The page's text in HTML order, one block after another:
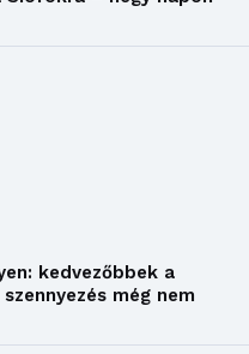
kedvezőbbek a
még nem